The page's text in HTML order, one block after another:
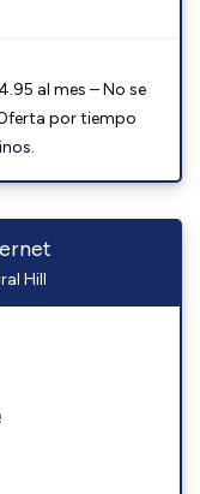
al mes – No se
por tiempo
Hill